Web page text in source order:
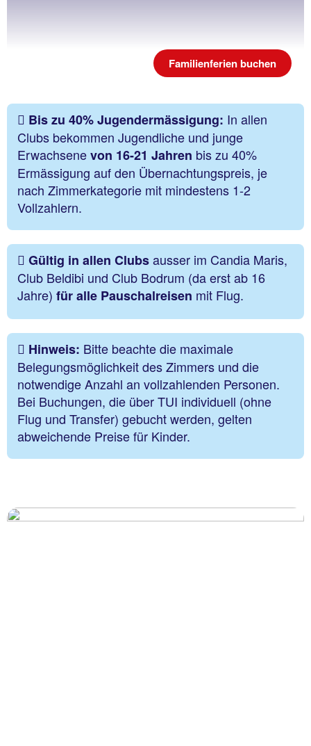
Familienferien buchen
Bis zu 40% Jugendermässigung: In allen
Clubs bekommen Jugendliche und junge
Erwachsenevon 16-21 Jahren bis zu 40%
Ermässigung auf den Übernachtungspreis, je
nach Zimmerkategorie mit mindestens 1-2
Vollzahlern.
Gültig in allen Clubsausser im Candia Maris,
Club Beldibi und Club Bodrum (da erst ab 16
Jahre) für alle Pauschalreisen mit Flug.
Hinweis: Bitte beachte die maximale
Belegungsmöglichkeit des Zimmers und die
notwendige Anzahl an vollzahlenden Personen.
Bei Buchungen, die über TUI individuell (ohne
Flug und Transfer) gebucht werden, gelten
abweichende Preise für Kinder.